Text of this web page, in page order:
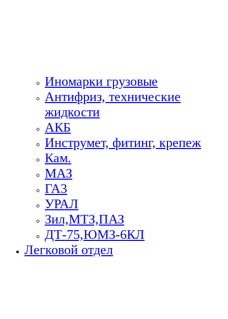
Иномарки грузовые
Антифриз, технические
жидкости
АКБ
Инструмет, фитинг, крепеж
Кам.
МАЗ
ГА3
УРАЛ
Зил,МТЗ,ПАЗ
ДТ-75,ЮМЗ-6КЛ
Легковой отдел